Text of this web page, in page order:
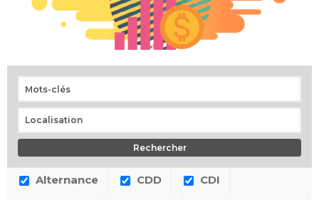
Alternance CDD CDI